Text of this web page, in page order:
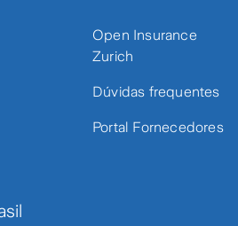
Open Insurance
Zurich
Dúvidas frequentes
Portal Fornecedores